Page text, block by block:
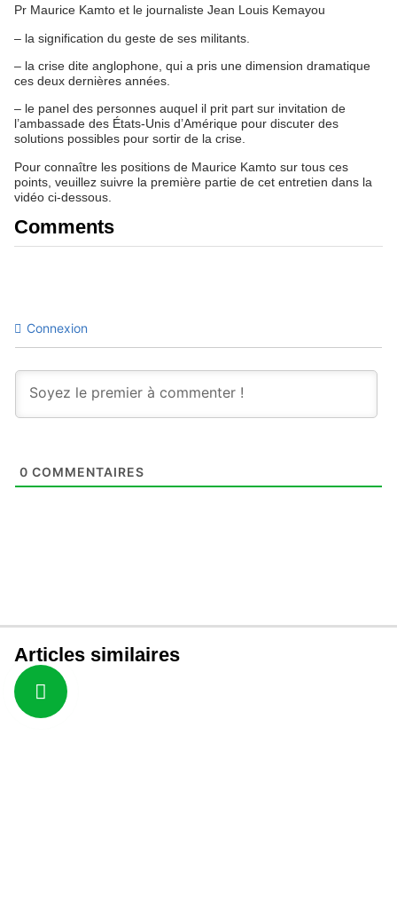
Pr Maurice Kamto et le journaliste Jean Louis Kemayou
– la signification du geste de ses militants.
– la crise dite anglophone, qui a pris une dimension dramatique
ces deux dernières années.
– le panel des personnes auquel il prit part sur invitation de
l’ambassade des États-Unis d’Amérique pour discuter des
solutions possibles pour sortir de la crise.
Pour connaître les positions de Maurice Kamto sur tous ces
points, veuillez suivre la première partie de cet entretien dans la
vidéo ci-dessous.
Comments
Connexion
0 COMMENTAIRES
Articles similaires